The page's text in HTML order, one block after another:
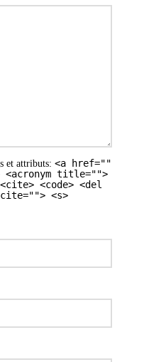
et attributs: <a href=""
title="">
<code> <del
<s>